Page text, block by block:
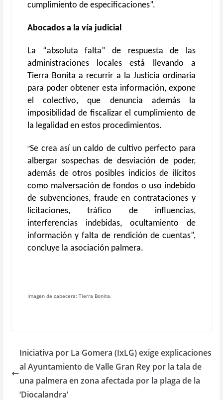
cumplimiento de especificaciones”.
Abocados a la vía judicial
La “absoluta falta” de respuesta de las
administraciones locales está llevando a
Tierra Bonita a recurrir a la Justicia ordinaria
para poder obtener esta información, expone
el colectivo, que denuncia además la
imposibilidad de fiscalizar el cumplimiento de
la legalidad en estos procedimientos.
“Se crea así un caldo de cultivo perfecto para
albergar sospechas de desviación de poder,
además de otros posibles indicios de ilícitos
como malversación de fondos o uso indebido
de subvenciones, fraude en contrataciones y
licitaciones, tráfico de influencias,
interferencias indebidas, ocultamiento de
información y falta de rendición de cuentas”,
concluye la asociación palmera.
Imagen de cabecera: Tierra Bonita.
Iniciativa por La Gomera (IxLG) exige explicaciones
al Ayuntamiento de Valle Gran Rey por la tala de
una palmera en zona afectada por la plaga de la
‘Diocalandra’